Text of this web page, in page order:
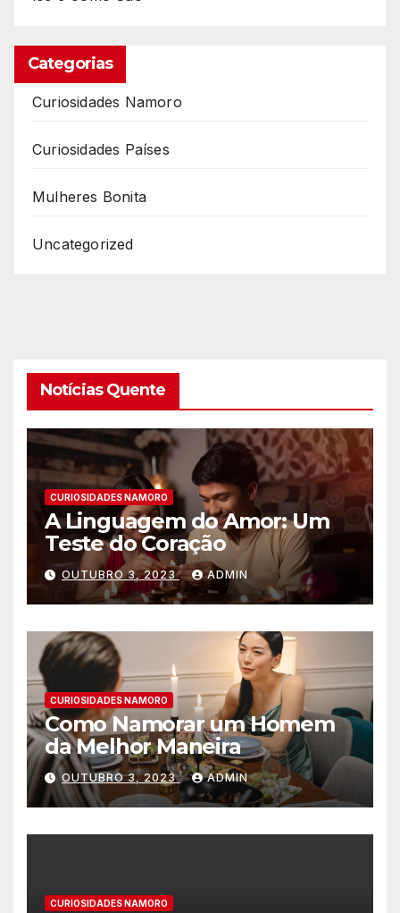
Categorias
Curiosidades Namoro
Curiosidades Países
Mulheres Bonita
Uncategorized
Notícias Quente
CURIOSIDADES NAMORO
A Linguagem do Amor: Um
Teste do Coração
OUTUBRO 3, 2023 ADMIN
CURIOSIDADES NAMORO
Como Namorar um Homem
da Melhor Maneira
OUTUBRO 3, 2023 ADMIN
CURIOSIDADES NAMORO